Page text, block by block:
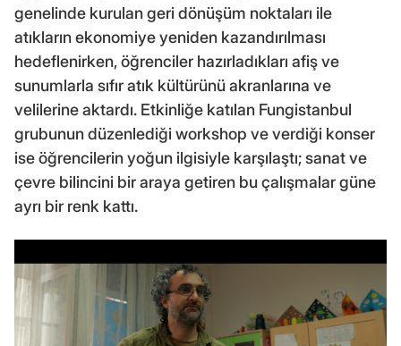
genelinde kurulan geri dönüşüm noktaları ile
atıkların ekonomiye yeniden kazandırılması
hedeflenirken, öğrenciler hazırladıkları afiş ve
sunumlarla sıfır atık kültürünü akranlarına ve
velilerine aktardı. Etkinliğe katılan Fungistanbul
grubunun düzenlediği workshop ve verdiği konser
ise öğrencilerin yoğun ilgisiyle karşılaştı; sanat ve
çevre bilincini bir araya getiren bu çalışmalar güne
ayrı bir renk kattı.